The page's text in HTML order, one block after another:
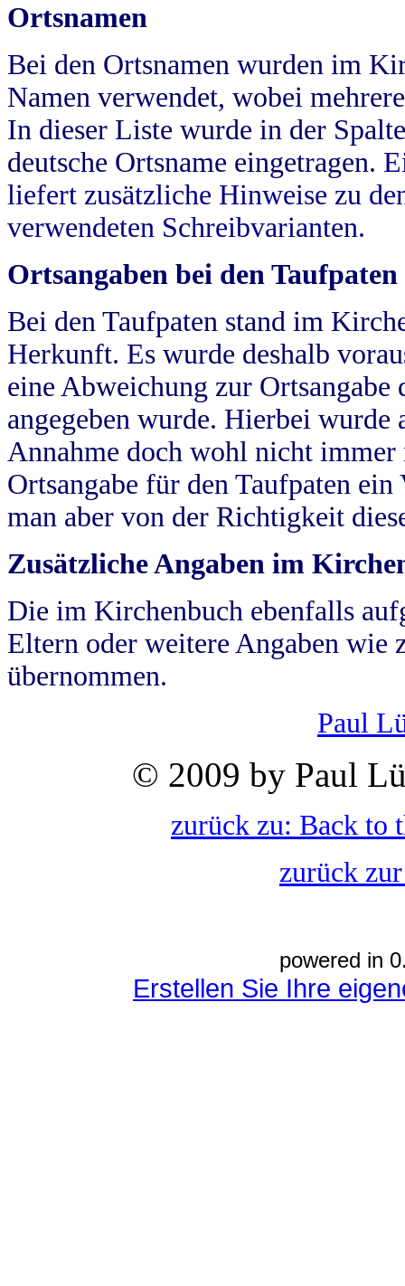
Ortsnamen
Bei den Ortsnamen wurden im
Namen verwendet, wobei
In dieser Liste wurde in der
deutsche Ortsname eingetragen.
liefert zusätzliche Hinweise zu
verwendeten Schreibvarianten.
Ortsangaben bei den Taufpaten
Bei den Taufpaten stand im
Herkunft. Es wurde deshalb
eine Abweichung zur
angegeben wurde. Hierbei wurde
Annahme doch wohl nicht
Ortsangabe für den Taufpaten
man aber von der Richtigkeit
Zusätzliche Angaben im
Die im Kirchenbuch ebenfalls
Eltern oder weitere Angaben wie
übernommen.
Paul
© 2009 by Paul
zurück zu: Back to
zurück
powered in
Erstellen Sie Ihre